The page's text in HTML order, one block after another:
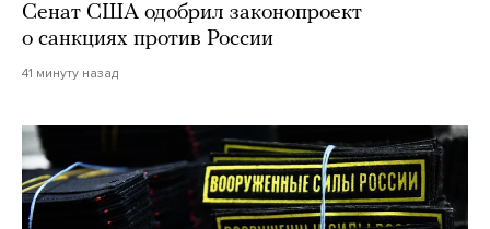
Сенат США одобрил законопроект
о санкциях против России
41 минуту назад